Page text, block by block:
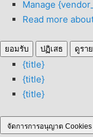
Manage
Read more
ยอมรับ ปฏิเสธ ดูรา
{title}
{title}
{title}
จัดการการอนุญาต Cookies